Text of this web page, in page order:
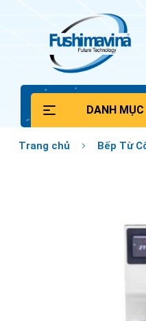
DANH
Trang chủ Bếp Từ